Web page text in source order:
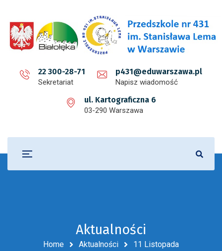
22 300-28-71
Sekretariat
p431@eduwarszawa.pl
Napisz wiadomość
ul. Kartograficzna 6
03-290 Warszawa
Aktualności
Home Aktualności 11 Listopada